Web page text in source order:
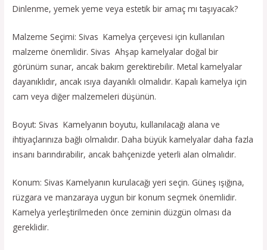
Dinlenme, yemek yeme veya estetik bir amaç mı taşıyacak?
Malzeme Seçimi: Sivas Kamelya çerçevesi için kullanılan
malzeme önemlidir. Sivas Ahşap kamelyalar doğal bir
görünüm sunar, ancak bakım gerektirebilir. Metal kamelyalar
dayanıklıdır, ancak ısıya dayanıklı olmalıdır. Kapalı kamelya için
cam veya diğer malzemeleri düşünün.
Boyut: Sivas Kamelyanın boyutu, kullanılacağı alana ve
ihtiyaçlarınıza bağlı olmalıdır. Daha büyük kamelyalar daha fazla
insanı barındırabilir, ancak bahçenizde yeterli alan olmalıdır.
Konum: Sivas Kamelyanın kurulacağı yeri seçin. Güneş ışığına,
rüzgara ve manzaraya uygun bir konum seçmek önemlidir.
Kamelya yerleştirilmeden önce zeminin düzgün olması da
gereklidir.